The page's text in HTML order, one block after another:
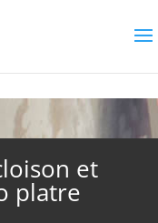
et
platre